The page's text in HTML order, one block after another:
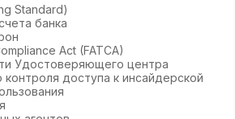
Standard)
банка
Act (FATCA)
Удостоверяющего центра
контроля доступа к инсайдерской